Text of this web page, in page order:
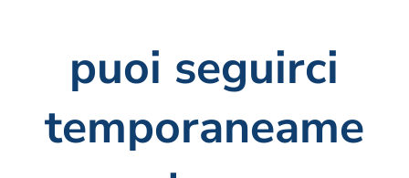
puoi seguirci
temporaneame